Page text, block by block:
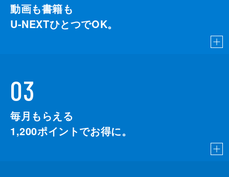
動画も書籍も
U-NEXTひとつでOK。
03
毎月もらえる
1,200ポイントでお得に。